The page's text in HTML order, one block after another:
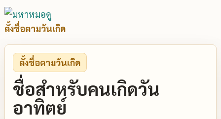
ตั้งชื่อตามวันเกิด
ตั้งชื่อตามวันเกิด
ชื่อสำหรับคนเกิดวัน
อาทิตย์